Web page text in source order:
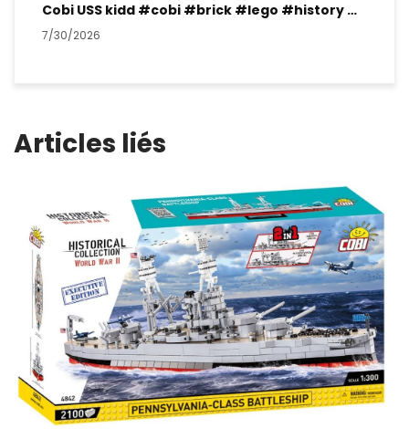
Cobi USS kidd #cobi #brick #lego #history #ww2
7/30/2026
Articles liés